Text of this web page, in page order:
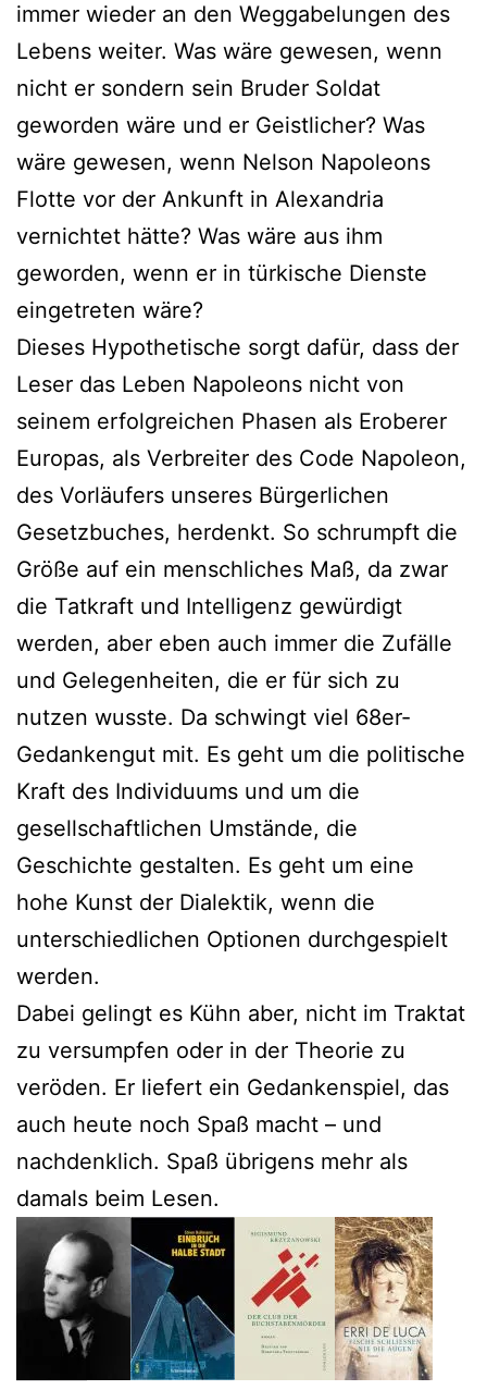
immer wieder an den Weggabelungen des
Lebens weiter. Was wäre gewesen, wenn
nicht er sondern sein Bruder Soldat
geworden wäre und er Geistlicher? Was
wäre gewesen, wenn Nelson Napoleons
Flotte vor der Ankunft in Alexandria
vernichtet hätte? Was wäre aus ihm
geworden, wenn er in türkische Dienste
eingetreten wäre?
Dieses Hypothetische sorgt dafür, dass der
Leser das Leben Napoleons nicht von
seinem erfolgreichen Phasen als Eroberer
Europas, als Verbreiter des Code Napoleon,
des Vorläufers unseres Bürgerlichen
Gesetzbuches, herdenkt. So schrumpft die
Größe auf ein menschliches Maß, da zwar
die Tatkraft und Intelligenz gewürdigt
werden, aber eben auch immer die Zufälle
und Gelegenheiten, die er für sich zu
nutzen wusste. Da schwingt viel 68er-
Gedankengut mit. Es geht um die politische
Kraft des Individuums und um die
gesellschaftlichen Umstände, die
Geschichte gestalten. Es geht um eine
hohe Kunst der Dialektik, wenn die
unterschiedlichen Optionen durchgespielt
werden.
Dabei gelingt es Kühn aber, nicht im Traktat
zu versumpfen oder in der Theorie zu
veröden. Er liefert ein Gedankenspiel, das
auch heute noch Spaß macht – und
nachdenklich. Spaß übrigens mehr als
damals beim Lesen.